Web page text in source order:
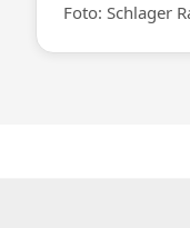
Foto: Schlager